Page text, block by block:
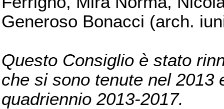
Generoso Bonacci (arch.
Questo Consiglio è stato
che si sono tenute nel 2013
quadriennio 2013-2017.